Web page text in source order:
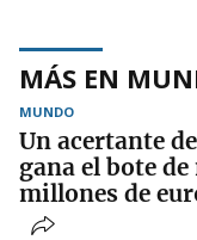
MÁS EN
MUNDO
Un acertante
gana el bote de
millones de